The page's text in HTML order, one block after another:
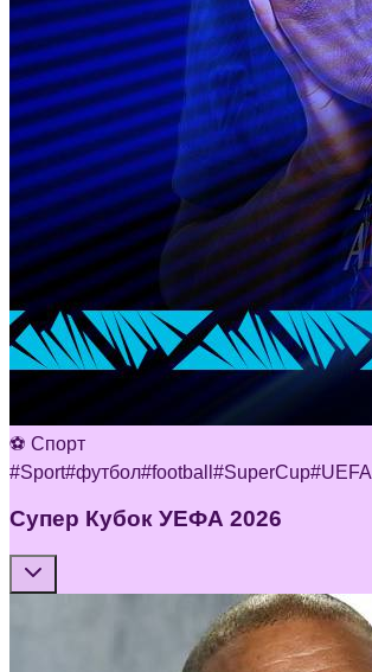
⚽ Спорт
#Sport#футбол#football #SuperCup#UEFA
Супер Кубок УЕФА 2026